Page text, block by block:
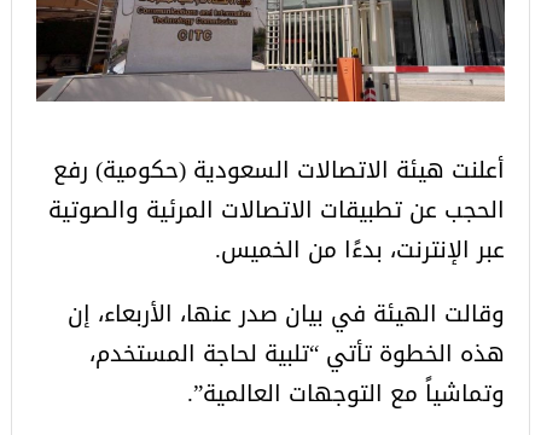
أعلنت هيئة الاتصالات السعودية (حكومية) رفع
الحجب عن تطبيقات الاتصالات المرئية والصوتية
عبر الإنترنت، بدءًا من الخميس.
وقالت الهيئة في بيان صدر عنها، الأربعاء، إن
هذه الخطوة تأتي “تلبية لحاجة المستخدم،
وتماشياً مع التوجهات العالمية”.